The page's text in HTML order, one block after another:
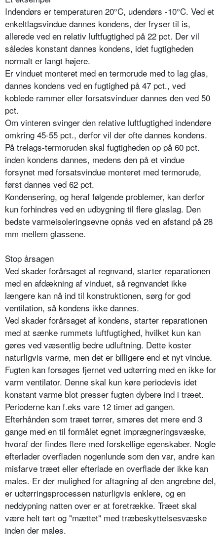
Indendørs er temperaturen 20°C, udendørs -10°C. Ved et
enkeltlagsvindue dannes kondens, der fryser til is,
allerede ved en relativ luftfugtighed på 22 pct. Der vil
således konstant dannes kondens, idet fugtigheden
normalt er langt højere.
Er vinduet monteret med en termorude med to lag glas,
dannes kondens ved en fugtighed på 47 pct., ved
koblede rammer eller forsatsvinduer dannes den ved 50
pct.
Om vinteren svinger den relative luftfugtighed indendøre
omkring 45-55 pct., derfor vil der ofte dannes kondens.
På trelags-termoruden skal fugtigheden op på 60 pct.
inden kondens dannes, medens den på et vindue
forsynet med forsatsvindue monteret med termorude,
først dannes ved 62 pct.
Kondensering, og heraf følgende problemer, kan derfor
kun forhindres ved en udbygning til flere glaslag. Den
bedste varmeisoleringsevne opnås ved en afstand på 28
mm mellem glassene.
Stop årsagen
Ved skader forårsaget af regnvand, starter reparationen
med en afdækning af vinduet, så regnvandet ikke
længere kan nå ind til konstruktionen, sørg for god
ventilation, så kondens ikke dannes.
Ved skader forårsaget af kondens, starter reparationen
med at sænke rummets luftfugtighed, hvilket kun kan
gøres ved væsentlig bedre udluftning. Dette koster
naturligvis varme, men det er billigere end et nyt vindue.
Fugten kan forsøges fjernet ved udtørring med en ikke for
varm ventilator. Denne skal kun køre periodevis idet
konstant varme blot presser fugten dybere ind i træet.
Perioderne kan f.eks vare 12 timer ad gangen.
Efterhånden som træet tørrer, smøres det mere end 3
gange med en til formålet egnet imprægneringsvæske,
hvoraf der findes flere med forskellige egenskaber. Nogle
efterlader overfladen nogenlunde som den var, andre kan
misfarve træet eller efterlade en overflade der ikke kan
males. Er der mulighed for aftagning af den angrebne del,
er udtørringsprocessen naturligvis enklere, og en
neddypning natten over er at foretrække. Træet skal
være helt tørt og "mættet" med træbeskyttelsesvæske
inden der males.